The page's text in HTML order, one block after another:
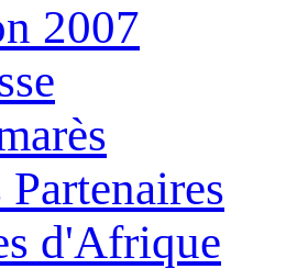
2007
Partenaires
d'Afrique